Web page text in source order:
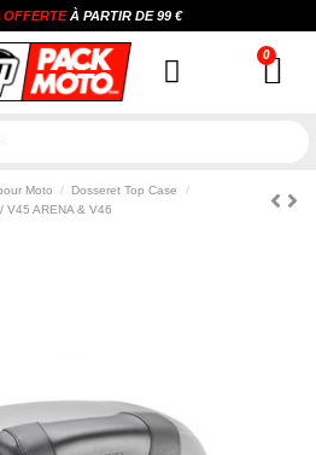
OFFERTEÀ PARTIR DE99 €
Moto
Dosseret Top Case
V45 ARENA & V46